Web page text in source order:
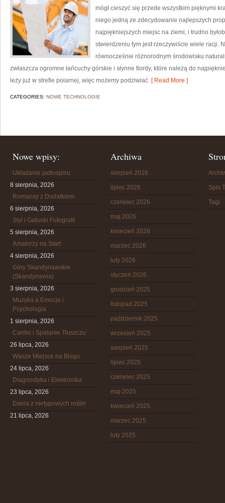
mógł cieszyć się przede wszystkim pięknymi
niego jedną ze zdecydowanie najlepszych
najpiękniejszych miejsc na ziemi, i trudno
stwierdzeniu tym jest rzeczywiście wiele racji.
równocześnie różnorodnym środowisku
zwłaszcza ogromne łańcuchy górskie i słynne fiordy, które należą do
leży już w strefie polarnej, więc możemy podziwiać [ Read More ]
CATEGORIES: NOWE TECHNOLOGIE
Nowe wpisy:
Układanie jadłospisu
8 sierpnia, 2026
Romansy z Dodatkiem
6 sierpnia, 2026
Styl i Gatunki Fotografii
5 sierpnia, 2026
Amatorzy na Start
4 sierpnia, 2026
Góry Skandynawskie
(Skandynawia)
3 sierpnia, 2026
Muzyka a Emocje i
Psychologia
1 sierpnia, 2026
Cardio i Spalanie Tłuszczu
26 lipca, 2026
Wasze Miejsce na Blogu
24 lipca, 2026
Diagnostyka i Elektronika
23 lipca, 2026
Dania z nietypowych roślin
21 lipca, 2026
Archiwa
sierpień 2026
lipiec 2026
czerwiec 2026
maj 2026
kwiecień 2026
marzec 2026
luty 2026
styczeń 2026
grudzień 2025
listopad 2025
październik 2025
wrzesień 2025
sierpień 2025
lipiec 2025
czerwiec 2025
maj 2025
kwiecień 2025
marzec 2025
luty 2025
Spis
Tagi